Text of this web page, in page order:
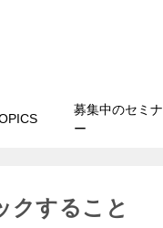
募集中のセミナ
ー
クすること